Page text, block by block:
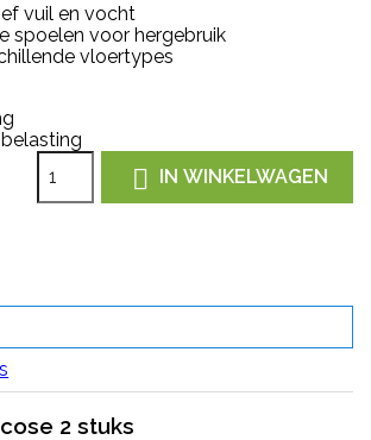
vuil en vocht
spoelen voor hergebruik
vloertypes
 IN WINKELWAGEN
2 stuks